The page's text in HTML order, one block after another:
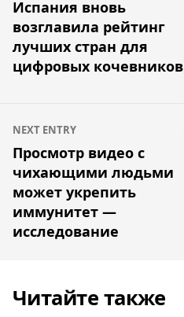
записям
Испания вновь
возглавила рейтинг
лучших стран для
цифровых кочевников
NEXT ENTRY
Просмотр видео с
чихающими людьми
может укрепить
иммунитет —
исследование
Читайте также